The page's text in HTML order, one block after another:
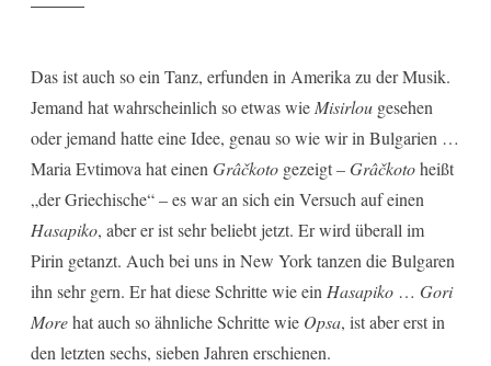
Das ist auch so ein Tanz, erfunden in Amerika zu der Musik.
Jemand hat wahrscheinlich so etwas wieMisirlou gesehen
oder jemand hatte eine Idee, genau so wie wir in Bulgarien …
Maria Evtimova hat einenGrâčkoto gezeigt –Grâčkotoheißt
„der Griechische“ – es war an sich ein Versuch auf einen
Hasapiko, aber er ist sehr beliebt jetzt. Er wird überall im
Pirin getanzt. Auch bei uns in New York tanzen die Bulgaren
ihn sehr gern. Er hat diese Schritte wie einHasapiko … Gori
Morehat auch so ähnliche Schritte wie Opsa, ist aber erst in
den letzten sechs, sieben Jahren erschienen.